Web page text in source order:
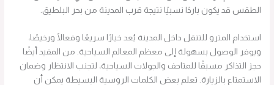
الطقس قد يكون باردًا نسبيًا نتيجة قرب المدينة من بحر البلطيق.
استخدام المترو للتنقل داخل المدينة يُعد خيارًا سريعًا وفعالًا ورخيصًا،
ويوفر الوصول بسهولة إلى معظم المعالم السياحية. من المفيد أيضًا
حجز التذاكر مسبقًا للمتاحف والجولات السياحية، لتجنب الانتظار وضمان
الاستمتاع بالزيارة. تعلم بعض الكلمات الروسية البسيطة يمكن أن